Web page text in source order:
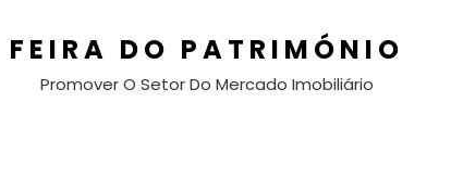
FEIRA DO PATRIMÓNIO
Promover O Setor Do Mercado Imobiliário